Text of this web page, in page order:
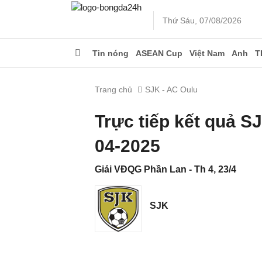
Thứ Sáu, 07/08/2026
Tin nóng ASEAN Cup Việt Nam Anh
Trang chủ SJK - AC Oulu
Trực tiếp kết quả
04-2025
Giải VĐQG Phần Lan - Th 4, 23/4
SJK